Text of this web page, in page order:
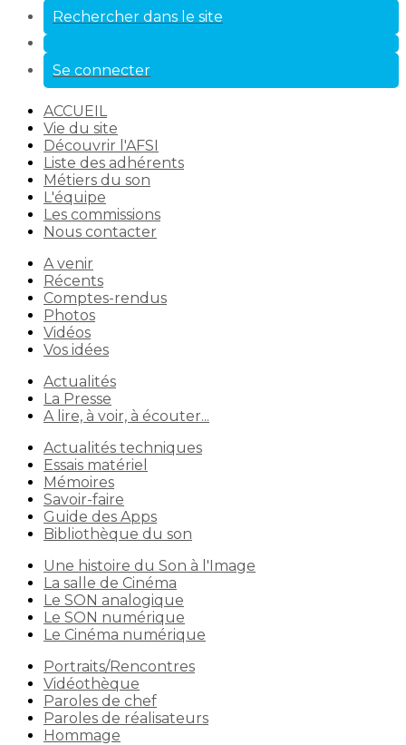
Rechercher dans le site
Se connecter
ACCUEIL
Vie du site
Découvrir l'AFSI
Liste des adhérents
Métiers du son
L'équipe
Les commissions
Nous contacter
A venir
Récents
Comptes-rendus
Photos
Vidéos
Vos idées
Actualités
La Presse
A lire, à voir, à écouter...
Actualités techniques
Essais matériel
Mémoires
Savoir-faire
Guide des Apps
Bibliothèque du son
Une histoire du Son à l'Image
La salle de Cinéma
Le SON analogique
Le SON numérique
Le Cinéma numérique
Portraits/Rencontres
Vidéothèque
Paroles de chef
Paroles de réalisateurs
Hommage